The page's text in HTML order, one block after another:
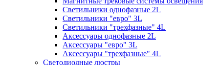
Светильники однофазные 2L
Светильники "евро" 3L
Светильники "трехфазные" 4L
Аксессуары однофазные 2L
Аксессуары "евро" 3L
Аксессуары "трехфазные" 4L
Светодиодные люстры